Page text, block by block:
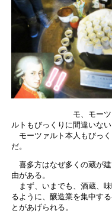
モ、モーツ
ルトもびっくりに間違いな
モーツァルト本人もびっ
だ。
喜多方はなぜ多くの蔵が
由がある。
まず、いまでも、酒蔵、
るように、醸造業を集中す
とがあげられる。